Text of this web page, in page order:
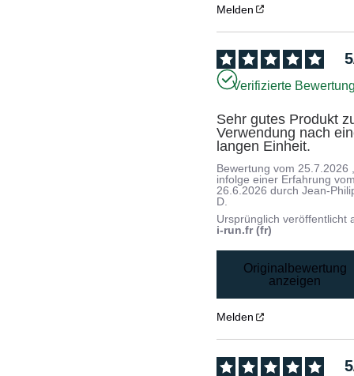
Melden
5
Verifizierte
Sehr gutes Produkt
Verwendung nach
langen Einheit.
Bewertung vom 25.7.2026
infolge einer Erfahrung
26.6.2026 durchJean-
D.
Ursprünglich veröffentlicht
i-run.fr (fr)
Originalbewertung
anzeigen
Melden
5